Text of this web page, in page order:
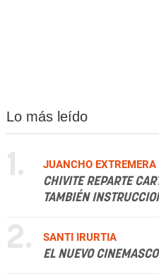
Lo más leído
1.
JUANCHO EXTREMERA
CHIVITE REPARTE
TAMBIÉN
2.
SANTI IRURTIA
EL NUEVO